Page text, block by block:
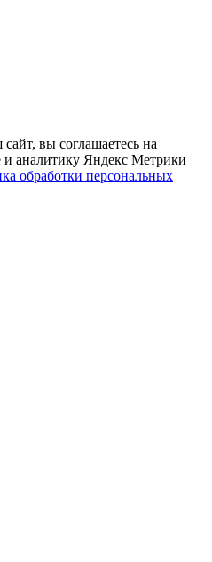
вы соглашаетесь на
и аналитику Яндекс Метрики
обработки персональных